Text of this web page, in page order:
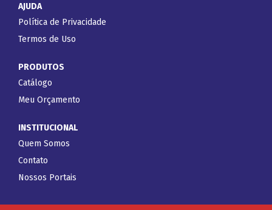
AJUDA
Política de Privacidade
Termos de Uso
PRODUTOS
Catálogo
Meu Orçamento
INSTITUCIONAL
Quem Somos
Contato
Nossos Portais